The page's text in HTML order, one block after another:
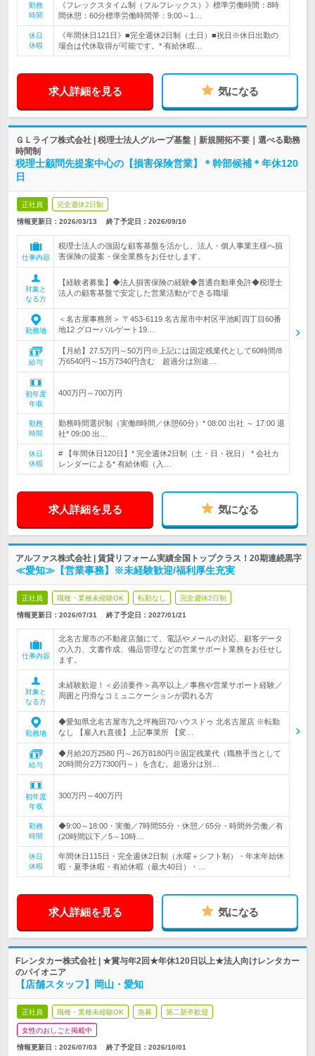
勤務
時間
《フレックスタイム制（フルフレックス）》標準労働時間：8時
間休憩：60分標準労働時間帯：9:00～1…
休日
休暇
《年間休日121日》■完全週休2日制（土日）■祝日※休日出勤の
場合は代休取得が可能です。* 有給休暇…
求人詳細を見る 気になる
ＧＬライフ株式会社 | 税理士法人グループ基盤｜新規開拓不要｜選べる勤務
時間制
税理士顧問先提案中心の【損害保険営業】＊幹部候補＊年休120
日
正社員 完全週休2日制
情報更新日：2026/03/13 終了予定日： 2026/09/10
仕事内容
税理士法人の強固な顧客基盤を活かし、法人・個人事業主様へ損
害保険の提案・保全業務をお任せします。
対象と
なる方
【経験者募集】◆法人損害保険の経験◆普通自動車免許◆税理士
法人の顧客基盤で安定した営業活動ができる職場
勤務地
＜名古屋事務所＞ 〒453-6119 名古屋市中村区平池町四丁目60番
地12 グローバルゲート19…
給与
【月給】27.5万円～50万円※上記には固定残業代として60時間/8
万6540円～15万7340円含む 超過分は別途…
初年度
年収
400万円～700万円
勤務
時間
勤務時間選択制（実働8時間／休憩60分）* 08:00 出社 ～ 17:00 退
社* 09:00 出…
休日
休暇
# 【年間休日120日】* 完全週休2日制（土・日・祝日） * 会社カ
レンダーによる* 有給休暇（入…
求人詳細を見る 気になる
アルファス株式会社 | 賃貸リフォーム実績全国トップクラス！20期連続黒字
≪愛知≫【営業事務】※未経験歓迎/福利厚生充実
正社員 職種・業種未経験OK 転勤なし 完全週休2日制
情報更新日：2026/07/31 終了予定日： 2027/01/21
仕事内容
北名古屋市の不動産店舗にて、電話やメールの対応、顧客データ
の入力、文書作成、備品管理などの営業サポート業務をお任せし
ます。
対象と
なる方
未経験歓迎！＜必須要件＞高卒以上／事務や営業サポート経験／
周囲と円滑なコミュニケーションが図れる方
勤務地
◆愛知県北名古屋市九之坪梅田70ハウスドゥ 北名古屋店 ※転勤
なし 【雇入れ直後】上記事業所 【変…
給与
◆月給20万2580 円～26万8180円※固定残業代（職務手当として
20時間分2万7300円～）を含む。超過分は別…
初年度
年収
300万円～400万円
勤務
時間
◆9:00～18:00・実働／7時間55分・休憩／65分・時間外労働／有
(20時間以下／5～10時…
休日
休暇
年間休日115日・完全週休2日制（水曜＋シフト制）・年末年始休
暇・夏季休暇・有給休暇（最大40日）・…
求人詳細を見る 気になる
Fレンタカー株式会社 | ★賞与年2回★年休120日以上★法人向けレンタカー
のパイオニア
【店舗スタッフ】岡山・愛知
正社員 職種・業種未経験OK 急募 第二新卒歓迎
女性のおしごと掲載中
情報更新日：2026/07/03 終了予定日： 2026/10/01